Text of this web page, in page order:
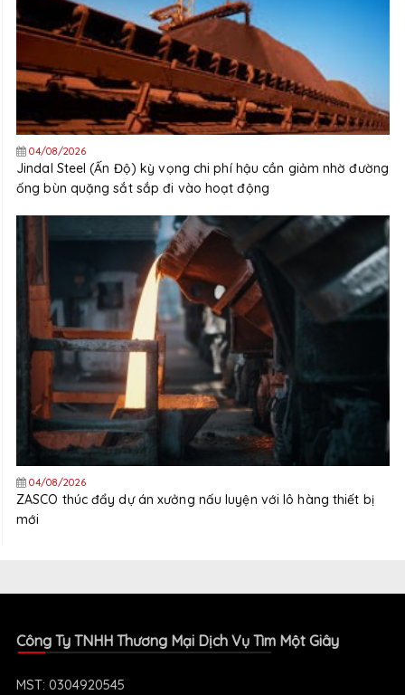
04/08/2026
Jindal Steel (Ấn Độ) kỳ vọng chi phí hậu cần giảm nhờ đường
ống bùn quặng sắt sắp đi vào hoạt động
04/08/2026
ZASCO thúc đẩy dự án xưởng nấu luyện với lô hàng thiết bị
mới
Công Ty TNHH Thương Mại Dịch Vụ Tìm Một Giây
MST: 0304920545